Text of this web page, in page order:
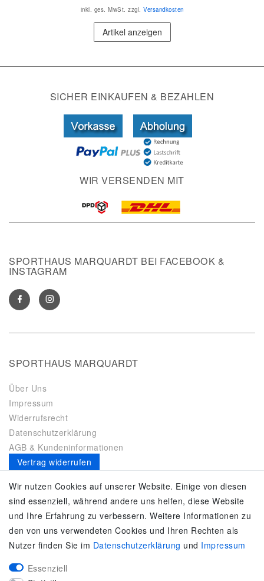
inkl. ges. MwSt. zzgl. Versandkosten
Artikel anzeigen
SICHER EINKAUFEN & BEZAHLEN
WIR VERSENDEN MIT
SPORTHAUS MARQUARDT BEI FACEBOOK &
INSTAGRAM
SPORTHAUS MARQUARDT
Über Uns
Impressum
Widerrufsrecht
Datenschutzerklärung
AGB & Kundeninformationen
Vertrag widerrufen
Es gilt unsereDatenschutzerklärung
SERVICE
Kontakt
Zahlung & Versand
Umtausch / Rückgabe
Größenberater
Wir nutzen Cookies auf unserer Website. Einige von diesen
sind essenziell, während andere uns helfen, diese Website
und Ihre Erfahrung zu verbessern. Weitere Informationen zu
den von uns verwendeten Cookies und Ihren Rechten als
Nutzer finden Sie im Daten­schutz­erklärung und Impressum
Essenziell